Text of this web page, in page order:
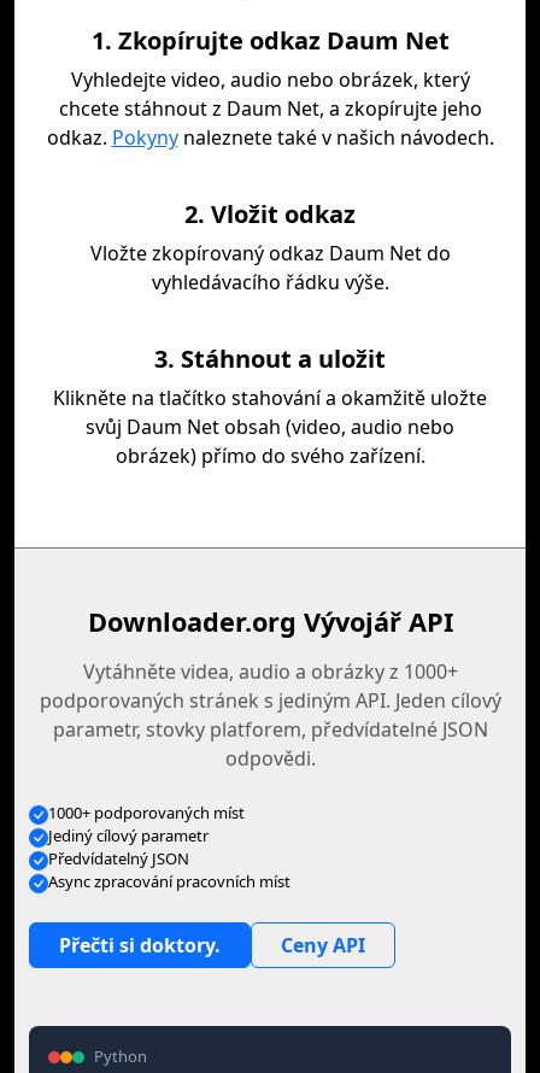
1. Zkopírujte odkaz Daum Net
Vyhledejte video, audio nebo obrázek, který
chcete stáhnout z Daum Net, a zkopírujte jeho
odkaz. Pokynynaleznete také v našich návodech.
2. Vložit odkaz
Vložte zkopírovaný odkaz Daum Net do
vyhledávacího řádku výše.
3. Stáhnout a uložit
Klikněte na tlačítko stahování a okamžitě uložte
svůj Daum Net obsah (video, audio nebo
obrázek) přímo do svého zařízení.
Downloader.org Vývojář API
Vytáhněte videa, audio a obrázky z 1000+
podporovaných stránek s jediným API. Jeden cílový
parametr, stovky platforem, předvídatelné JSON
odpovědi.
1000+ podporovaných míst
Jediný cílový parametr
Předvídatelný JSON
Async zpracování pracovních míst
Přečti si doktory. Ceny API
Python